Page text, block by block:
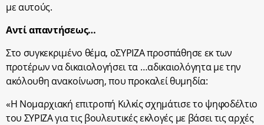
με αυτούς.
Αντί απαντήσεως…
Στο συγκεκριμένο θέμα, οΣΥΡΙΖΑ προσπάθησε εκ των
προτέρων να δικαιολογήσει τα …αδικαιολόγητα με την
ακόλουθη ανακοίνωση, που προκαλεί θυμηδία:
«Η Νομαρχιακή επιτροπή Κιλκίς σχημάτισε το ψηφοδέλτιο
του ΣΥΡΙΖΑ για τις βουλευτικές εκλογές με βάσει τις αρχές